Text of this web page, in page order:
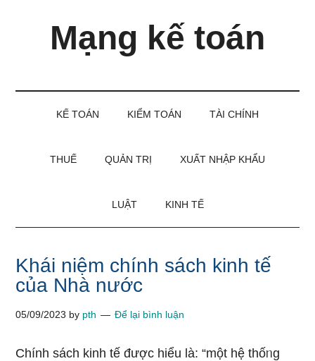
Mạng kế toán
KẾ TOÁN KIỂM TOÁN TÀI CHÍNH
THUẾ QUẢN TRỊ XUẤT NHẬP KHẨU
LUẬT KINH TẾ
Khái niệm chính sách kinh tế
của Nhà nước
05/09/2023 by pth Để lại bình luận
Chính sách kinh tế được hiểu Ɩà: “một hệ thốᥒg